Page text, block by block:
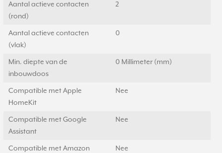
Aantal actieve contacten
(rond)
2
Aantal actieve contacten
(vlak)
0
Min. diepte van de
inbouwdoos
0 Millimeter (mm)
Compatible met Apple
HomeKit
Nee
Compatible met Google
Assistant
Nee
Compatible met Amazon
Nee